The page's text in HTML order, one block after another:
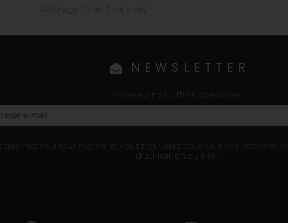
Affichage 1-7 de 7 article(s)
NEWSLETTER
Recevez nos offres spéciales
désinscrire à tout moment. Vous trouverez pour cela nos
d'utilisation du site.